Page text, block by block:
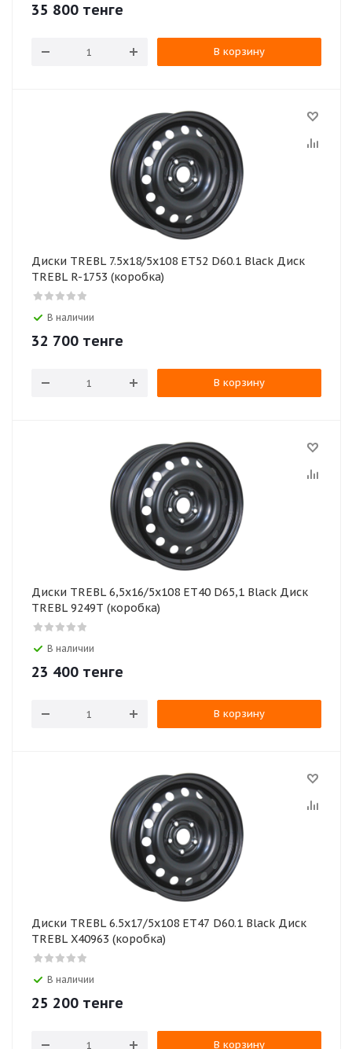
35 800 тенге
В корзину
Диски TREBL 7.5x18/5x108 ET52 D60.1 Black Диск
TREBL R-1753 (коробка)
В наличии
32 700 тенге
В корзину
Диски TREBL 6,5х16/5х108 ЕТ40 D65,1 Black Диск
TREBL 9249Т (коробка)
В наличии
23 400 тенге
В корзину
Диски TREBL 6.5x17/5x108 ET47 D60.1 Black Диск
TREBL X40963 (коробка)
В наличии
25 200 тенге
В корзину